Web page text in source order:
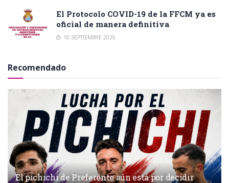
El Protocolo COVID-19 de la FFCM ya es
oficial de manera definitiva
10 SEPTIEMBRE 2020
Recomendado
El pichichi de Preferente aún está por decidir